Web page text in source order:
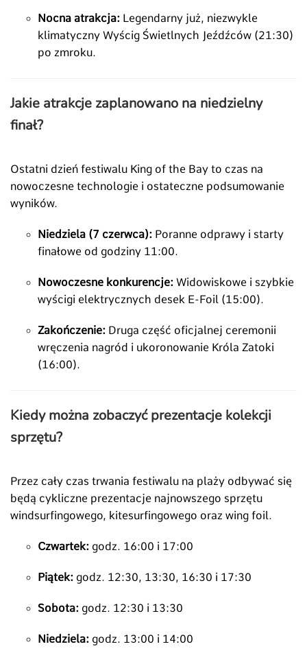
Nocna atrakcja: Legendarny już, niezwykle
klimatyczny Wyścig Świetlnych Jeźdźców (21:30)
po zmroku.
Jakie atrakcje zaplanowano na niedzielny
finał?
Ostatni dzień festiwalu King of the Bay to czas na
nowoczesne technologie i ostateczne podsumowanie
wyników.
Niedziela (7 czerwca): Poranne odprawy i starty
finałowe od godziny 11:00.
Nowoczesne konkurencje: Widowiskowe i szybkie
wyścigi elektrycznych desek E-Foil (15:00).
Zakończenie: Druga część oficjalnej ceremonii
wręczenia nagród i ukoronowanie Króla Zatoki
(16:00).
Kiedy można zobaczyć prezentacje kolekcji
sprzętu?
Przez cały czas trwania festiwalu na plaży odbywać się
będą cykliczne prezentacje najnowszego sprzętu
windsurfingowego, kitesurfingowego oraz wing foil.
Czwartek: godz. 16:00 i 17:00
Piątek: godz. 12:30, 13:30, 16:30 i 17:30
Sobota: godz. 12:30 i 13:30
Niedziela: godz. 13:00 i 14:00